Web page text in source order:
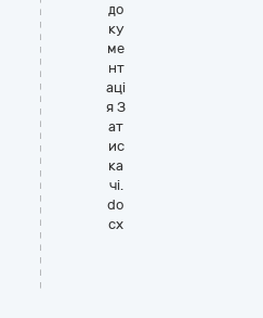
до
ку
ме
нт
аці
я З
ат
ис
ка
чі.
do
cx